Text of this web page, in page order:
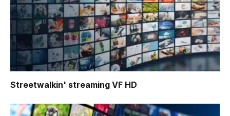
Streetwalkin' streaming VF HD